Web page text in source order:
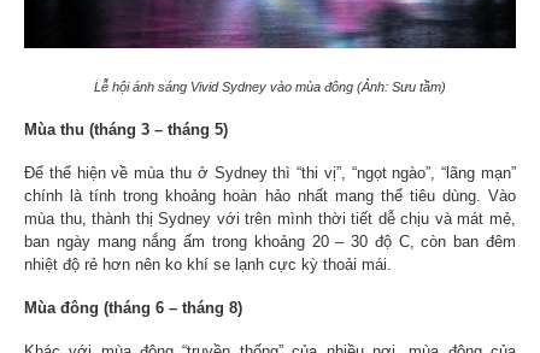
Lễ hội ánh sáng Vivid Sydney vào mùa đông (Ảnh: Sưu tầm)
Mùa thu (tháng 3 – tháng 5)
Để thể hiện về mùa thu ở Sydney thì “thi vị”, “ngọt ngào”, “lãng mạn”
chính là tính trong khoảng hoàn hảo nhất mang thể tiêu dùng. Vào
mùa thu, thành thị Sydney với trên mình thời tiết dễ chịu và mát mẻ,
ban ngày mang nắng ấm trong khoảng 20 – 30 độ C, còn ban đêm
nhiệt độ rẻ hơn nên ko khí se lạnh cực kỳ thoải mái.
Mùa đông (tháng 6 – tháng 8)